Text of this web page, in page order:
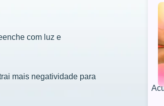
com luz e
mais negatividade para